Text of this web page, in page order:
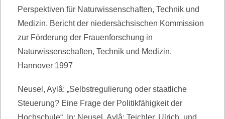
Perspektiven für Naturwissenschaften, Technik und
Medizin. Bericht der niedersächsischen Kommission
zur Förderung der Frauenforschung in
Naturwissenschaften, Technik und Medizin.
Hannover 1997
Neusel, Aylâ: „Selbstregulierung oder staatliche
Steuerung? Eine Frage der Politikfähigkeit der
Hochschule“. In: Neusel, Aylâ; Teichler, Ulrich, und